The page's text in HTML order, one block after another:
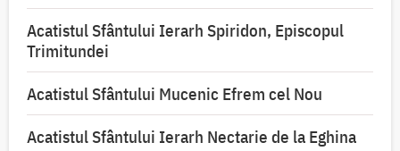
Acatistul Sfântului Ierarh Spiridon, Episcopul
Trimitundei
Acatistul Sfântului Mucenic Efrem cel Nou
Acatistul Sfântului Ierarh Nectarie de la Eghina